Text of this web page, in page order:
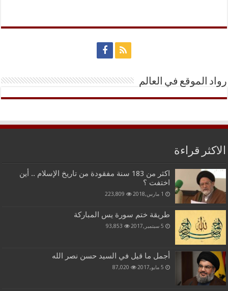
رواد الموقع في العالم
الاكثر قراءة
اكثر من 183 سنة مفقودة من تاريخ الإسلام .. أين
اختفت ؟
1 مارس,2018 223,809
طريقة ختم سورة يس المباركة
5 سبتمبر,2017 93,853
أجمل ما قيل في السيد حسن نصر الله
5 مايو,2017 87,020